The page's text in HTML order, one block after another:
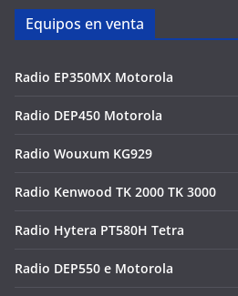
Equipos en venta
Radio EP350MX Motorola
Radio DEP450 Motorola
Radio Wouxum KG929
Radio Kenwood TK 2000 TK 3000
Radio Hytera PT580H Tetra
Radio DEP550 e Motorola